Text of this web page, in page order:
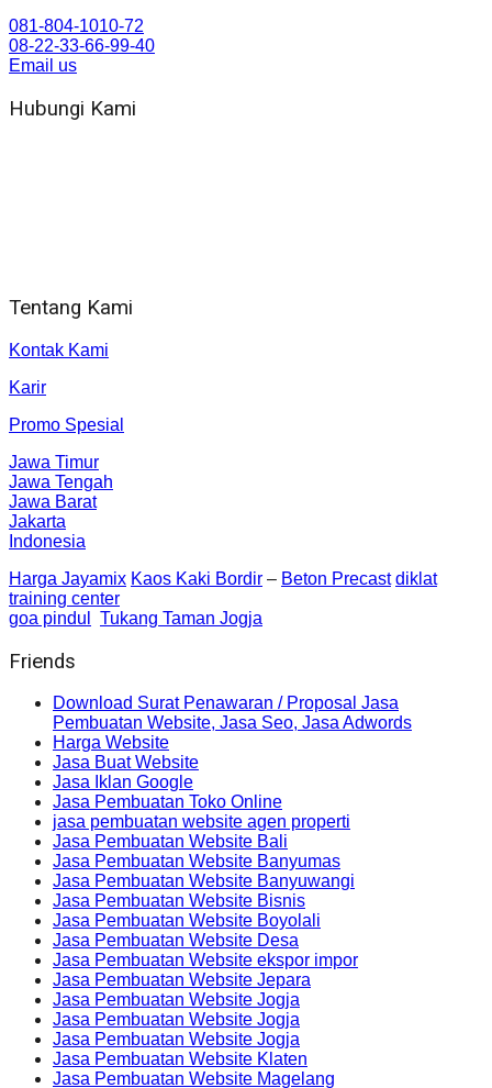
081-804-1010-72
08-22-33-66-99-40
Email us
Hubungi Kami
Tentang Kami
Kontak Kami
Karir
Promo Spesial
Jawa Timur
Jawa Tengah
Jawa Barat
Jakarta
Indonesia
Harga Jayamix Kaos Kaki Bordir – Beton Precast diklat
training center
goa pindul
Tukang Taman Jogja
Friends
Download Surat Penawaran / Proposal Jasa
Pembuatan Website, Jasa Seo, Jasa Adwords
Harga Website
Jasa Buat Website
Jasa Iklan Google
Jasa Pembuatan Toko Online
jasa pembuatan website agen properti
Jasa Pembuatan Website Bali
Jasa Pembuatan Website Banyumas
Jasa Pembuatan Website Banyuwangi
Jasa Pembuatan Website Bisnis
Jasa Pembuatan Website Boyolali
Jasa Pembuatan Website Desa
Jasa Pembuatan Website ekspor impor
Jasa Pembuatan Website Jepara
Jasa Pembuatan Website Jogja
Jasa Pembuatan Website Jogja
Jasa Pembuatan Website Jogja
Jasa Pembuatan Website Klaten
Jasa Pembuatan Website Magelang